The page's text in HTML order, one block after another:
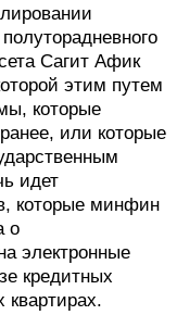
Сагит Афик
этим путем
которые
или которые
идет
которые минфин
о
электронные
кредитных
квартирах.